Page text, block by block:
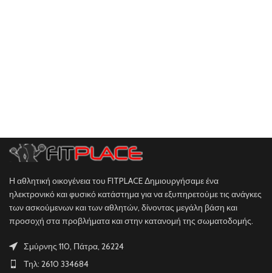
Η αθλητική οικογένεια του FITPLACE Δημιουργήσαμε ένα
ηλεκτρονικό και φυσικό κατάστημα για να εξυπηρετούμε τις ανάγκες
των ασκούμενων και των αθλητών, δίνοντας μεγάλη βάση και
προσοχή στα προβλήματα και στην κατανομή της σωματοδομής.
Σμύρνης 110, Πάτρα, 26224
Τηλ: 2610 334684